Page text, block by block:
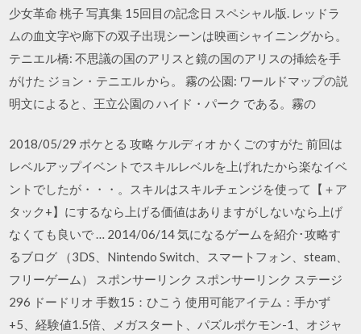
少女革命 桃子 写真集 15回目の記念日 スペシャル版. レッドラ
ムの血文字や廊下の双子出現シーンは映画シャイニングから。
テニエル橋: 不思議の国のアリスと鏡の国のアリスの挿絵を手
がけた ジョン・テニエル から。 霧の公園: ワールドマップの説
明文によると、王立公園の ハイド・パーク である。霧の
2018/05/29 ポケとる 攻略 ケルディオ かくごのすがた 前回は
レベルアップイベントでスキルレベルを上げれたから楽なイベ
ントでしたが・・・。スキルはスキルチェンジを使って【＋ア
タック+】にするなら上げる価値はありますがしないなら上げ
なくても良いで … 2014/06/14 気になるゲームを紹介･攻略す
るブログ （3DS、Nintendo Switch、スマートフォン、steam、
フリーゲーム） スポンサーリンク スポンサーリンク ステージ
296 ドードリオ 手数15：ひこう 使用可能アイテム：手かず
+5、経験値1.5倍、メガスタート、パズルポケモン-1、オジャ